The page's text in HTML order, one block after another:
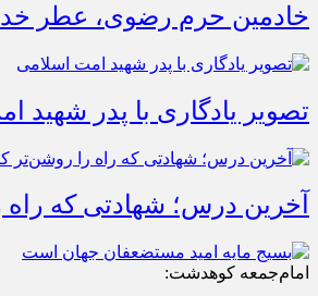
خادمین حرم رضوی، عطر
تصویر یادگاری با پدر شهید
آخرین درس؛ شهادتی که
امام‌جمعه کوهدشت: